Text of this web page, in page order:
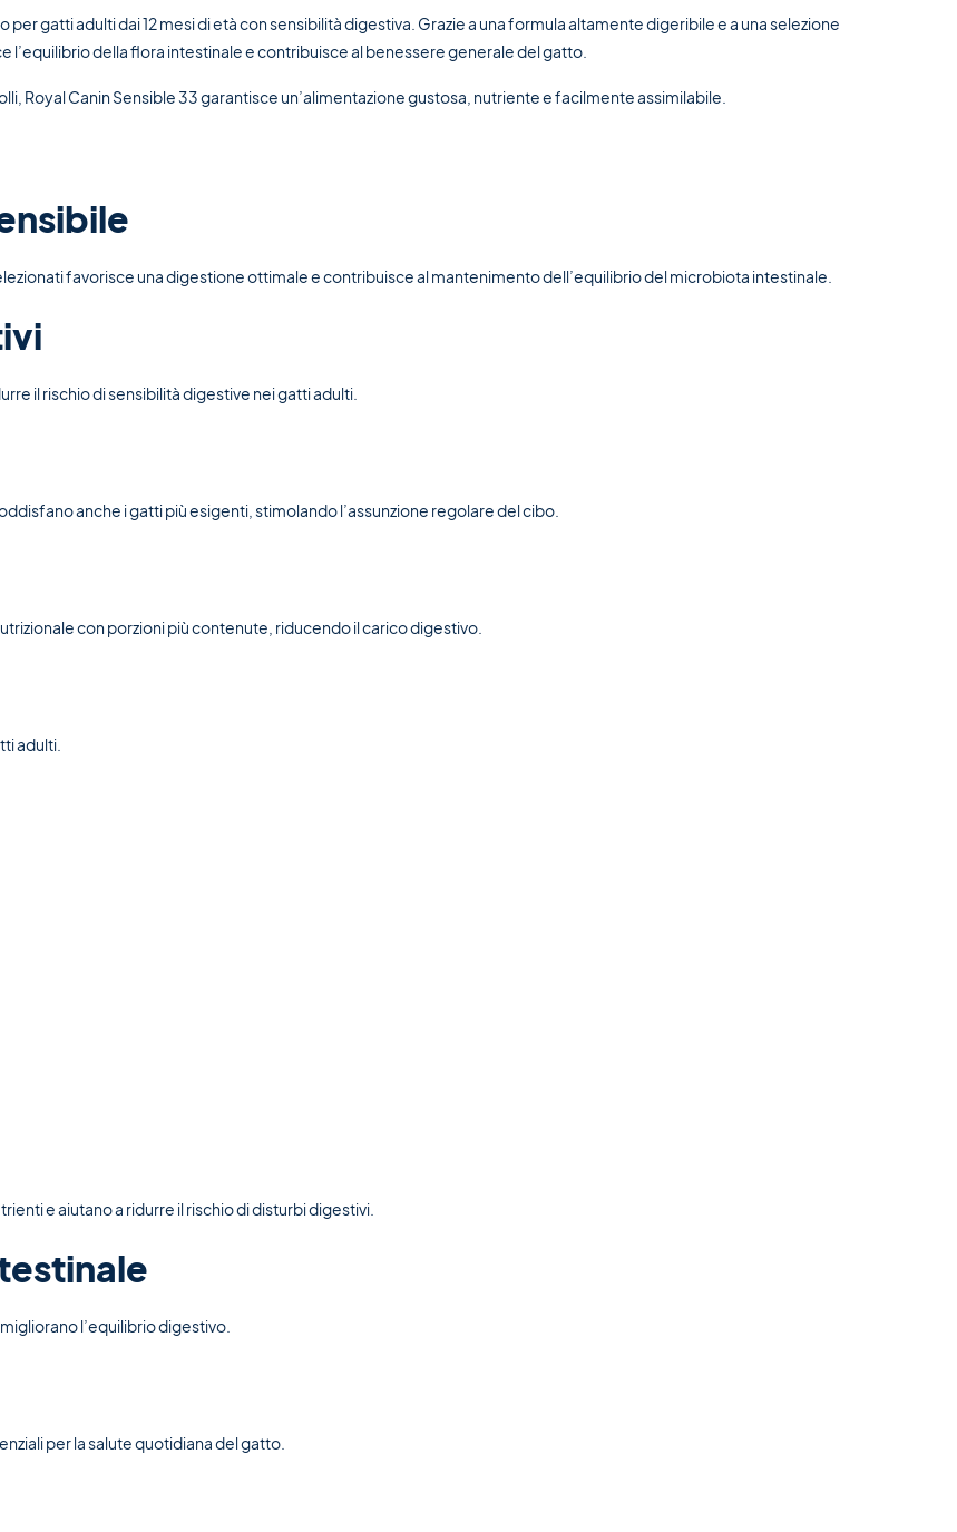
gatti adulti dai 12 mesi di età con sensibilità digestiva. Grazie a una formula altamente digeribile e a una selezione
l’equilibrio della flora intestinale e contribuisce al benessere generale del gatto.
Royal Canin Sensible 33 garantisce un’alimentazione gustosa, nutriente e facilmente assimilabile.
favorisce una digestione ottimale e contribuisce al mantenimento dell’equilibrio del microbiota intestinale.
il rischio di sensibilità digestive nei gatti adulti.
anche i gatti più esigenti, stimolando l’assunzione regolare del cibo.
con porzioni più contenute, riducendo il carico digestivo.
adulti.
e aiutano a ridurre il rischio di disturbi digestivi.
l’equilibrio digestivo.
per la salute quotidiana del gatto.